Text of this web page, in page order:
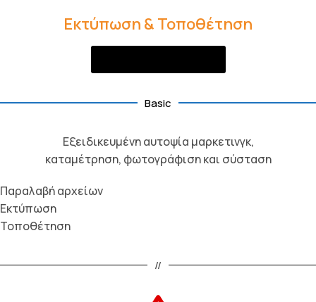
Εκτύπωση & Τοποθέτηση
Basic
Εξειδικευμένη αυτοψία μαρκετινγκ,
καταμέτρηση, φωτογράφιση και σύσταση
Παραλαβή αρχείων
Εκτύπωση
Τοποθέτηση
//